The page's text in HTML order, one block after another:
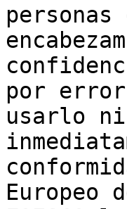
por
usarlo
Europeo